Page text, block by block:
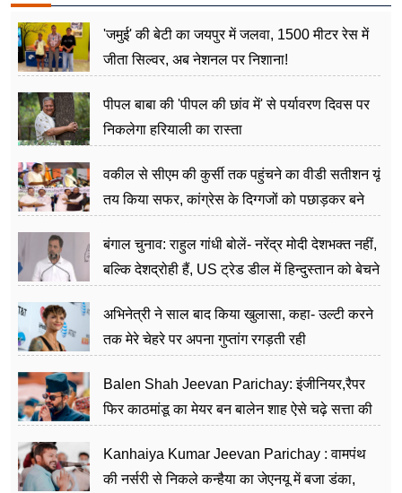
'जमुई' की बेटी का जयपुर में जलवा, 1500 मीटर रेस में
जीता सिल्वर, अब नेशनल पर निशाना!
पीपल बाबा की 'पीपल की छांव में' से पर्यावरण दिवस पर
निकलेगा हरियाली का रास्ता
वकील से सीएम की कुर्सी तक पहुंचने का वीडी सतीशन यूं
तय किया सफर, कांग्रेस के दिग्गजों को पछाड़कर बने
बंगाल चुनाव: राहुल गांधी बोलें- नरेंद्र मोदी देशभक्त नहीं,
बल्कि देशद्रोही हैं, US ट्रेड डील में हिन्दुस्तान को बेचने
अभिनेत्री ने साल बाद किया खुलासा, कहा- उल्टी करने
तक मेरे चेहरे पर अपना गुप्तांग रगड़ती रही
Balen Shah Jeevan Parichay: इंजीनियर,रैपर
फिर काठमांडू का मेयर बन बालेन शाह ऐसे चढ़े सत्ता की
Kanhaiya Kumar Jeevan Parichay : वामपंथ
की नर्सरी से निकले कन्हैया का जेएनयू में बजा डंका,